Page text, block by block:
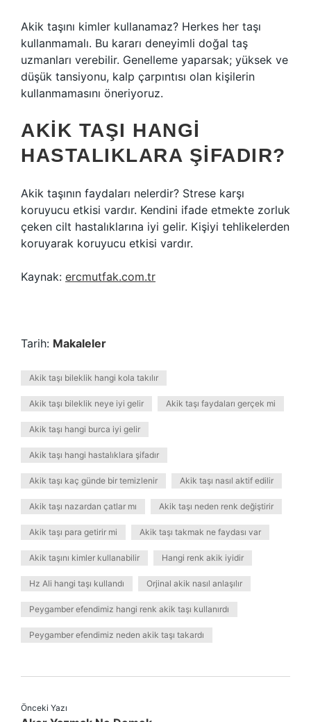
Akik taşını kimler kullanamaz? Herkes her taşı
kullanmamalı. Bu kararı deneyimli doğal taş
uzmanları verebilir. Genelleme yaparsak; yüksek ve
düşük tansiyonu, kalp çarpıntısı olan kişilerin
kullanmamasını öneriyoruz.
AKIK TAŞI HANGI
HASTALIKLARA ŞIFADIR?
Akik taşının faydaları nelerdir? Strese karşı
koruyucu etkisi vardır. Kendini ifade etmekte zorluk
çeken cilt hastalıklarına iyi gelir. Kişiyi tehlikelerden
koruyarak koruyucu etkisi vardır.
Kaynak: ercmutfak.com.tr
Tarih: Makaleler
Akik taşı bileklik hangi kola takılır
Akik taşı bileklik neye iyi gelir Akik taşı faydaları gerçek mi
Akik taşı hangi burca iyi gelir
Akik taşı hangi hastalıklara şifadır
Akik taşı kaç günde bir temizlenir Akik taşı nasıl aktif edilir
Akik taşı nazardan çatlar mı Akik taşı neden renk değiştirir
Akik taşı para getirir mi Akik taşı takmak ne faydası var
Akik taşını kimler kullanabilir Hangi renk akik iyidir
Hz Ali hangi taşı kullandı Orjinal akik nasıl anlaşılır
Peygamber efendimiz hangi renk akik taşı kullanırdı
Peygamber efendimiz neden akik taşı takardı
Önceki Yazı